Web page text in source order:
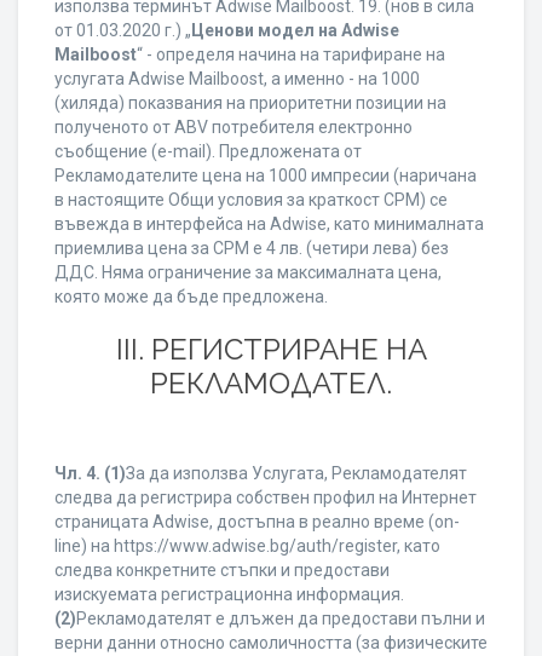
използва терминът Adwise Mailboost. 19. (нов в сила
от 01.03.2020 г.) „ Ценови модел на Adwise
Mailboost“ - определя начина на тарифиране на
услугата Adwise Mailboost, а именно - на 1000
(хиляда) показвания на приоритетни позиции на
полученото от ABV потребителя електронно
съобщение (e-mail). Предложената от
Рекламодателите цена на 1000 импресии (наричана
в настоящите Общи условия за краткост CPM) се
въвежда в интерфейса на Adwise, като минималната
приемлива цена за CPM е 4 лв. (четири лева) без
ДДС. Няма ограничение за максималната цена,
която може да бъде предложена.
ІІІ. РЕГИСТРИРАНЕ НА
РЕКЛАМОДАТЕЛ.
Чл. 4. (1)За да използва Услугата, Рекламодателят
следва да регистрира собствен профил на Интернет
страницата Adwise, достъпна в реално време (on-
line) на https://www.adwise.bg/auth/register, като
следва конкретните стъпки и предостави
изискуемата регистрационна информация.
(2)Рекламодателят е длъжен да предостави пълни и
верни данни относно самоличността (за физическите